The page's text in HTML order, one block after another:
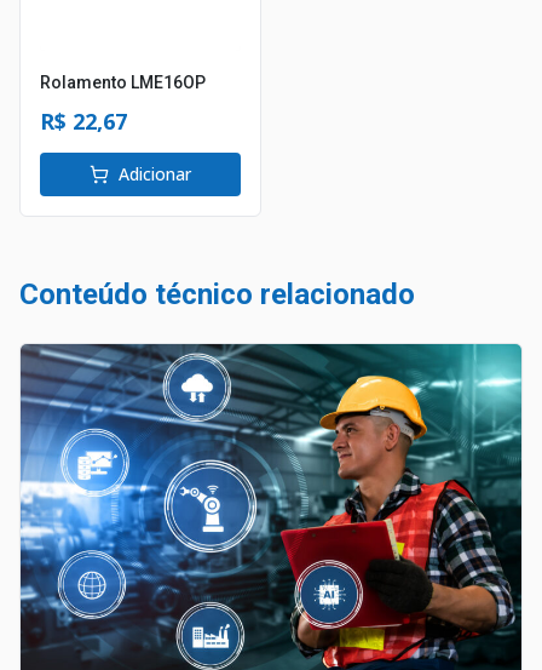
Rolamento LME16OP
R$ 22,67
Adicionar
Conteúdo técnico relacionado